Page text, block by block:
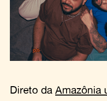
Direto da Amazônia